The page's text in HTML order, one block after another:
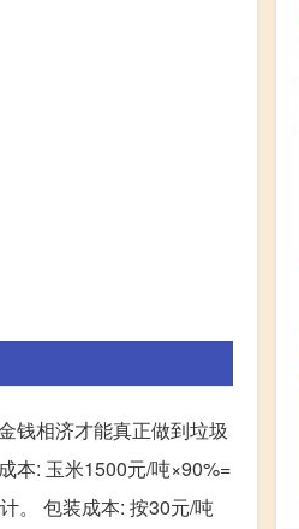
钱相济才能真正做到垃圾
本: 玉米1500元/吨×90%=
。 包装成本: 按30元/吨